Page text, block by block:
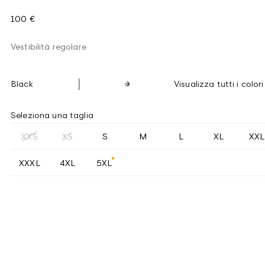
100 €
Vestibilità regolare
Black Visualizza tutti i colori
Seleziona una taglia
XXS XS S M L XL XXL
XXXL 4XL 5XL